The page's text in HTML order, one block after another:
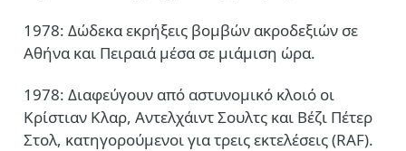
1978: Δώδεκα εκρήξεις βομβών ακροδεξιών σε
Αθήνα και Πειραιά μέσα σε μιάμιση ώρα.
1978: Διαφεύγουν από αστυνομικό κλοιό οι
Κρίστιαν Κλαρ, Αντελχάιντ Σουλτς και Βέζι Πέτερ
Στολ, κατηγορούμενοι για τρεις εκτελέσεις (RAF).